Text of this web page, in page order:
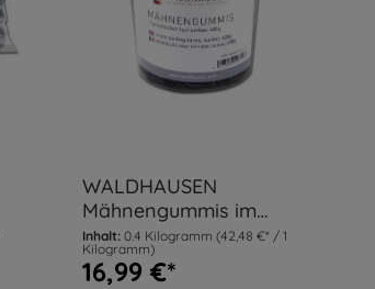
WALDHAUSEN
Mähnengummis im
Eimer, 400 g
Inhalt: 0.4 Kilogramm (42,48 €* / 1
Kilogramm)
16,99 €*